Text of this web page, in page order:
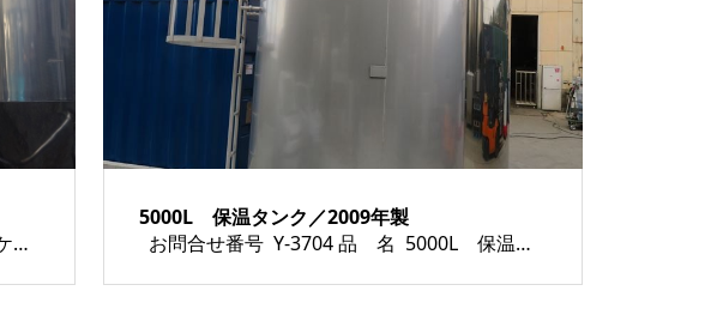
お問合せ番号 Y-3474 品 名 4000L ジャケットタンク 型 式 種 類 タンク類 程 度 メーカー名 年 式 2010年製 素 材 外 寸 付属機器 電 源 金 額 売約済み 運 賃 保証期間 1ヶ月 備 考 HOME | 中...
5000L 保温タンク／2009年製
お問合せ番号 Y-3704 品 名 5000L 保温タンク 型 式 種 類 タンク類 程 度 メーカー名 年 式 2009年製 素 材 外 寸 付属機器 電 源 金 額 売約済み 運 賃 保証期間 1ヶ月 備 考 HOME | 中古機械...